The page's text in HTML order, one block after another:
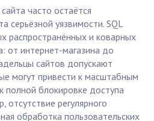
часто остаётся
серьёзной уязвимости. SQL
распространённых и коварных
от интернет-магазина до
сайтов допускают
могут привести к масштабным
блокировке доступа
отсутствие регулярного
обработка пользовательских